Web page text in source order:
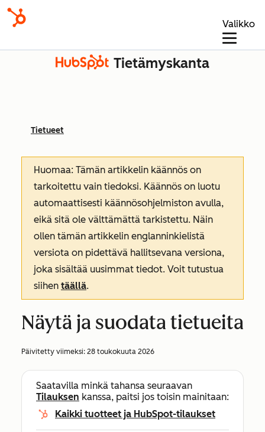
Valikko
Tietämyskanta
Tietueet
Huomaa: Tämän artikkelin käännös on
tarkoitettu vain tiedoksi. Käännös on luotu
automaattisesti käännösohjelmiston avulla,
eikä sitä ole välttämättä tarkistettu. Näin
ollen tämän artikkelin englanninkielistä
versiota on pidettävä hallitsevana versiona,
joka sisältää uusimmat tiedot. Voit tutustua
siihen täällä.
Näytä ja suodata tietueita
Päivitetty viimeksi: 28 toukokuuta 2026
Saatavilla minkä tahansa seuraavan
Tilauksen kanssa, paitsi jos toisin mainitaan:
Kaikki tuotteet ja HubSpot-tilaukset